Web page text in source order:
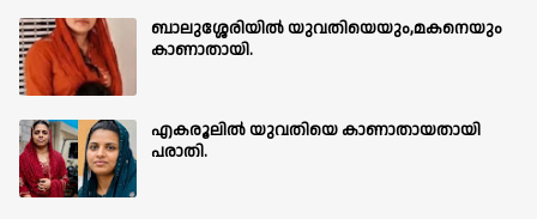
ബാലുശ്ശേരിയില്‍ യുവതിയെയും,മകനെയും
കാണാതായി.
എകരൂലിൽ യുവതിയെ കാണാതായതായി
പരാതി.